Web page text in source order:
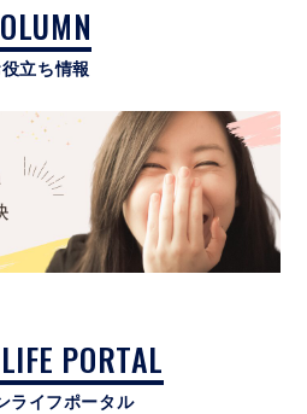
立ち情報
PORTAL
ライフポータル